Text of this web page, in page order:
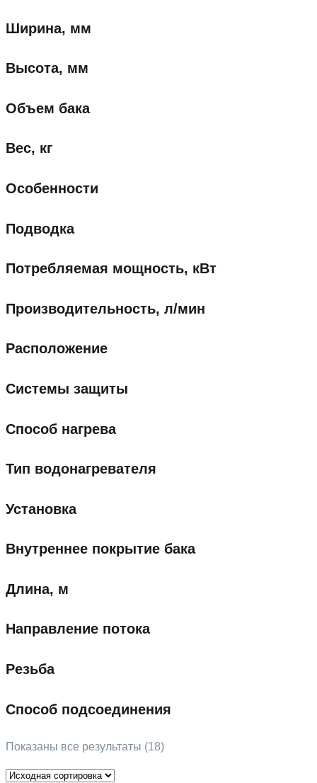
Ширина, мм
Высота, мм
Объем бака
Вес, кг
Особенности
Подводка
Потребляемая мощность, кВт
Производительность, л/мин
Расположение
Системы защиты
Способ нагрева
Тип водонагревателя
Установка
Внутреннее покрытие бака
Длина, м
Направление потока
Резьба
Способ подсоединения
Показаны все результаты (18)